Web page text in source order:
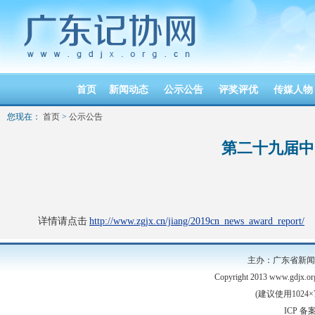
首页 新闻动态 公示公告 评奖评优 传媒人物
您现在： 首页 > 公示公告
第二十九届
详情请点击 http://www.zgjx.cn/jiang/2019cn_news_award_report/
主办：广东省
Copyright 2013
(建议使用
ICP 备